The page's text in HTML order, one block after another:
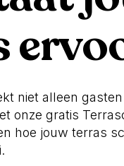
niet alleen
onze gratis
hoe jouw terras